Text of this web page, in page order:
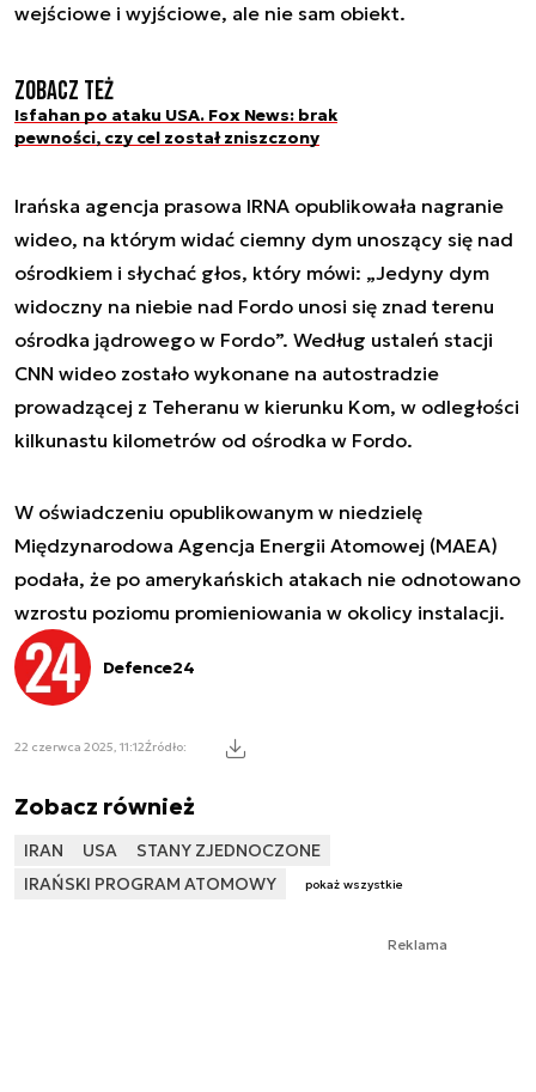
wejściowe i wyjściowe, ale nie sam obiekt.
Zobacz też
Isfahan po ataku USA. Fox News: brak
pewności, czy cel został zniszczony
Irańska agencja prasowa IRNA opublikowała nagranie
wideo, na którym widać ciemny dym unoszący się nad
ośrodkiem i słychać głos, który mówi: „Jedyny dym
widoczny na niebie nad Fordo unosi się znad terenu
ośrodka jądrowego w Fordo”. Według ustaleń stacji
CNN wideo zostało wykonane na autostradzie
prowadzącej z Teheranu w kierunku Kom, w odległości
kilkunastu kilometrów od ośrodka w Fordo.
W oświadczeniu opublikowanym w niedzielę
Międzynarodowa Agencja Energii Atomowej (MAEA)
podała, że po amerykańskich atakach nie odnotowano
wzrostu poziomu promieniowania w okolicy instalacji.
Defence24
22 czerwca 2025, 11:12Źródło:
Zobacz również
IRAN USA
STANY ZJEDNOCZONE
IRAŃSKI PROGRAM ATOMOWY
pokaż wszystkie
Reklama